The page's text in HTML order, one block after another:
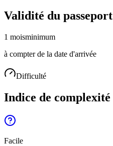
Validité du passeport
1 moisminimum
à compter de la date d'arrivée
Difficulté
Indice de complexité
Facile